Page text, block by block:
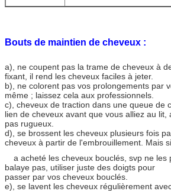
Bouts de maintien de cheveux :
a), ne coupent pas la trame de cheveux à
fixant, il rend les cheveux faciles à jeter.
b), ne colorent pas vos prolongements par
même ; laissez cela aux professionnels.
c), cheveux de traction dans une queue de
lien de cheveux avant que vous alliez au lit,
pas rugueux.
d), se brossent les cheveux plusieurs fois
cheveux à partir de l'embrouillement. Mais
a acheté les cheveux bouclés, svp ne les
balaye pas, utiliser juste des doigts pour
passer par vos cheveux bouclés.
e), se lavent les cheveux régulièrement